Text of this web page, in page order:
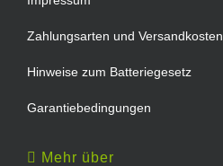
Zahlungsarten und Versandkosten
Hinweise zum Batteriegesetz
Garantiebedingungen
Mehr über